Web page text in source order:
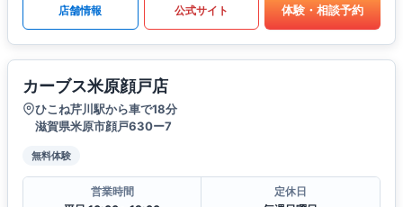
店舗情報 公式サイト 体験・相談予約
カーブス米原顔戸店
ひこね芹川駅から車で18分
滋賀県米原市顔戸630ー7
無料体験
営業時間
定休日